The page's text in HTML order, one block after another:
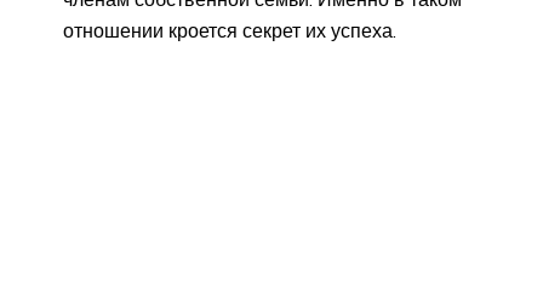
отношении кроется секрет их успеха.